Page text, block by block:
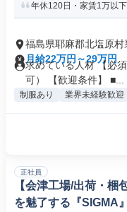
年休120日・家賃1万以
福島県耶麻郡北塩原村
月給22万円～29万円
求めている人材 【必
可） 【歓迎条件】 ■...
制服あり 業界未経験歓迎
正社員
【会津工場/出荷・梱
を魅了する『SIGMA